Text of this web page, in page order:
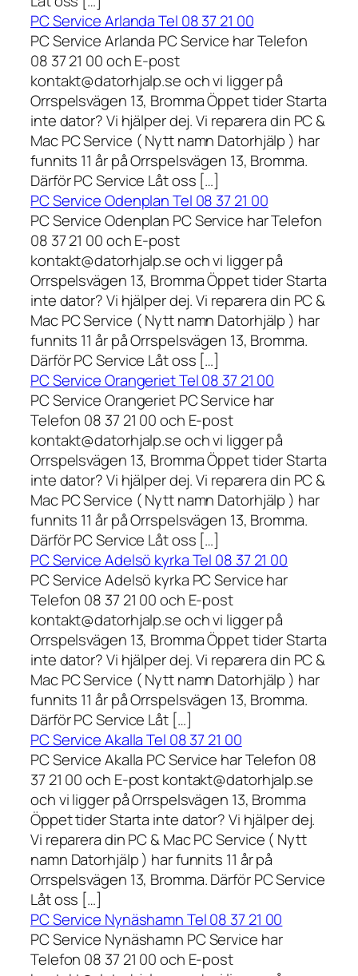
PC Service Arlanda Tel 08 37 21 00
PC Service Arlanda PC Service har Telefon
08 37 21 00 och E-post
kontakt@datorhjalp.se och vi ligger på
Orrspelsvägen 13, Bromma Öppet tider Starta
inte dator? Vi hjälper dej. Vi reparera din PC &
Mac PC Service ( Nytt namn Datorhjälp ) har
funnits 11 år på Orrspelsvägen 13, Bromma.
Därför PC Service Låt oss […]
PC Service Odenplan Tel 08 37 21 00
PC Service Odenplan PC Service har Telefon
08 37 21 00 och E-post
kontakt@datorhjalp.se och vi ligger på
Orrspelsvägen 13, Bromma Öppet tider Starta
inte dator? Vi hjälper dej. Vi reparera din PC &
Mac PC Service ( Nytt namn Datorhjälp ) har
funnits 11 år på Orrspelsvägen 13, Bromma.
Därför PC Service Låt oss […]
PC Service Orangeriet Tel 08 37 21 00
PC Service Orangeriet PC Service har
Telefon 08 37 21 00 och E-post
kontakt@datorhjalp.se och vi ligger på
Orrspelsvägen 13, Bromma Öppet tider Starta
inte dator? Vi hjälper dej. Vi reparera din PC &
Mac PC Service ( Nytt namn Datorhjälp ) har
funnits 11 år på Orrspelsvägen 13, Bromma.
Därför PC Service Låt oss […]
PC Service Adelsö kyrka Tel 08 37 21 00
PC Service Adelsö kyrka PC Service har
Telefon 08 37 21 00 och E-post
kontakt@datorhjalp.se och vi ligger på
Orrspelsvägen 13, Bromma Öppet tider Starta
inte dator? Vi hjälper dej. Vi reparera din PC &
Mac PC Service ( Nytt namn Datorhjälp ) har
funnits 11 år på Orrspelsvägen 13, Bromma.
Därför PC Service Låt […]
PC Service Akalla Tel 08 37 21 00
PC Service Akalla PC Service har Telefon 08
37 21 00 och E-post kontakt@datorhjalp.se
och vi ligger på Orrspelsvägen 13, Bromma
Öppet tider Starta inte dator? Vi hjälper dej.
Vi reparera din PC & Mac PC Service ( Nytt
namn Datorhjälp ) har funnits 11 år på
Orrspelsvägen 13, Bromma. Därför PC Service
Låt oss […]
PC Service Nynäshamn Tel 08 37 21 00
PC Service Nynäshamn PC Service har
Telefon 08 37 21 00 och E-post